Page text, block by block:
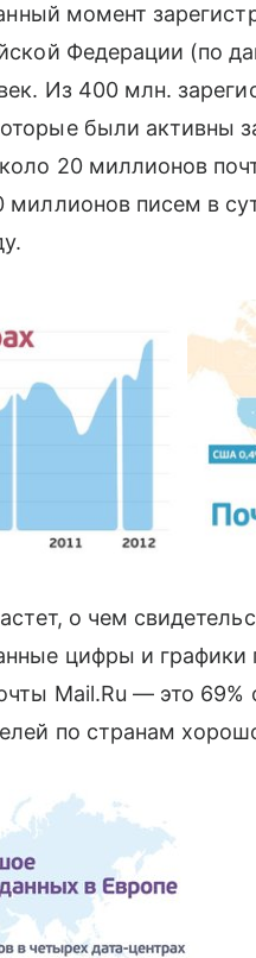
момент
Федерации (по
Из 400 млн.
были активны
20 миллионов
миллионов писем в
о чем
цифры и
Mail.Ru — это
по странам